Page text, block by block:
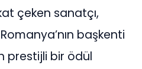
çeken sanatçı,
başkenti
prestijli bir ödül